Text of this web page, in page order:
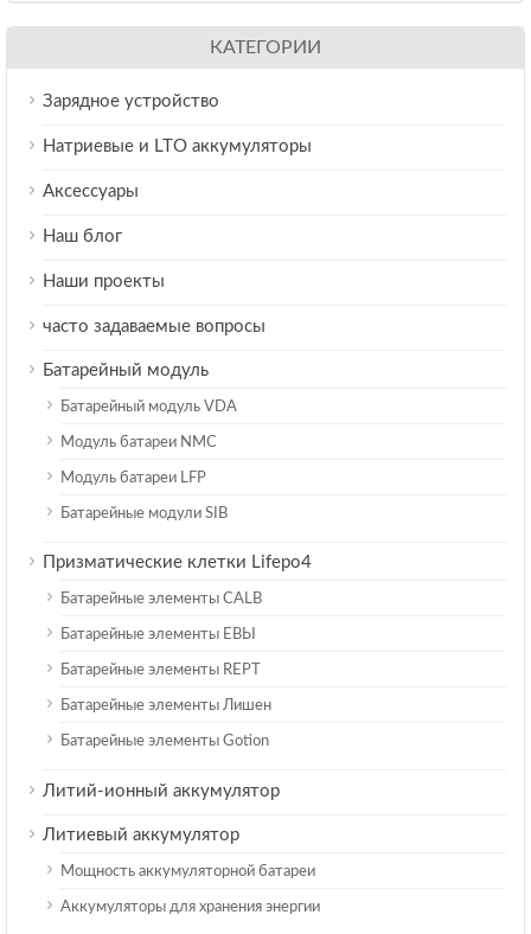
КАТЕГОРИИ
Зарядное устройство
Натриевые и LTO аккумуляторы
Аксессуары
Наш блог
Наши проекты
часто задаваемые вопросы
Батарейный модуль
Батарейный модуль VDA
Модуль батареи NMC
Модуль батареи LFP
Батарейные модули SIB
Призматические клетки Lifepo4
Батарейные элементы CALB
Батарейные элементы ЕВЫ
Батарейные элементы REPT
Батарейные элементы Лишен
Батарейные элементы Gotion
Литий-ионный аккумулятор
Литиевый аккумулятор
Мощность аккумуляторной батареи
Аккумуляторы для хранения энергии